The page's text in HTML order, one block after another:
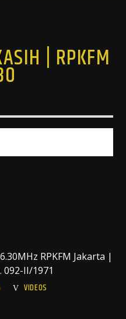
| RPKFM
RPKFM Jakarta |
092-II/1971
VIDEOS